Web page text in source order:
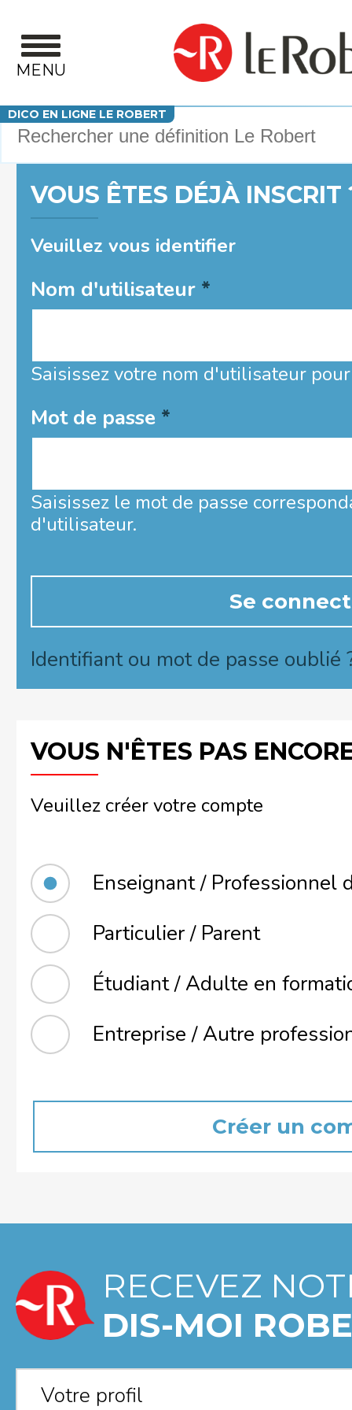
MENU
DICO EN LIGNE LE ROBERT
Votre recherche
VOUS ÊTES DÉJÀ INSCRIT
Veuillez vous identifier
Nom d'utilisateur *
Saisissez votre nom d'utilisateur
Mot de passe *
Saisissez le mot de passe
d'utilisateur.
Identifiant ou mot de passe oublié
VOUS N'ÊTES PAS
Veuillez créer votre compte
Enseignant / Professionnel
Particulier / Parent
Étudiant / Adulte en
Entreprise / Autre
RECEVEZ
DIS-MOI
Votre profil*
Votre profil